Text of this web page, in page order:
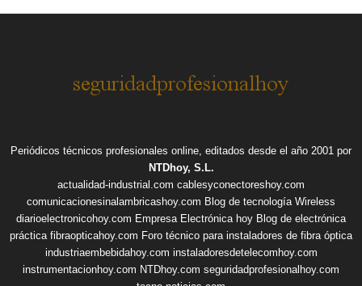
Periódicos técnicos profesionales online, editados desde el año 2001 por
NTDhoy, S.L.
actualidad-industrial.com cablesyconectoreshoy.com
comunicacionesinalambricashoy.com Blog de tecnología Wireless
diarioelectronicohoy.com Empresa Electrónica hoy Blog de electrónica
práctica fibraopticahoy.com Foro técnico para instaladores de fibra óptica
industriaembebidahoy.com instaladoresdetelecomhoy.com
instrumentacionhoy.com NTDhoy.com seguridadprofesionalhoy.com